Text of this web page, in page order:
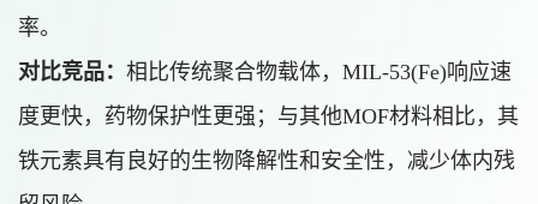
率。
对比竞品： 相比传统聚合物载体，MIL-53(Fe)响应速
度更快，药物保护性更强；与其他MOF材料相比，其
铁元素具有良好的生物降解性和安全性，减少体内残